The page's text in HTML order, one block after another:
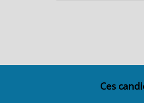
Ces